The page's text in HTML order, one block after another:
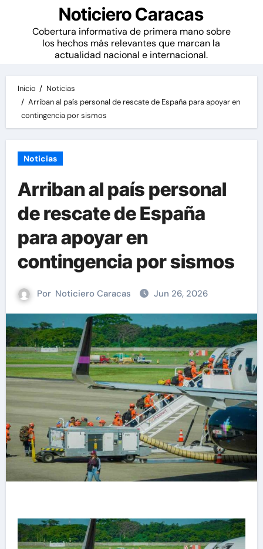
Noticiero Caracas
Cobertura informativa de primera mano sobre
los hechos más relevantes que marcan la
actualidad nacional e internacional.
Inicio
Noticias
Arriban al país personal de rescate de España para apoyar en
contingencia por sismos
Noticias
Arriban al país personal
de rescate de España
para apoyar en
contingencia por sismos
Por Noticiero Caracas Jun 26, 2026